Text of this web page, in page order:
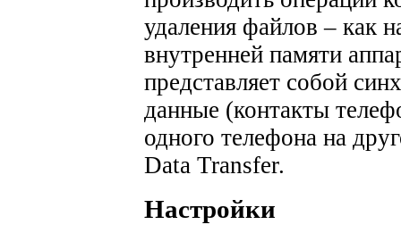
удаления файлов – как
внутренней памяти
представляет собой
данные (контакты
одного телефона на
Data Transfer.
Настройки